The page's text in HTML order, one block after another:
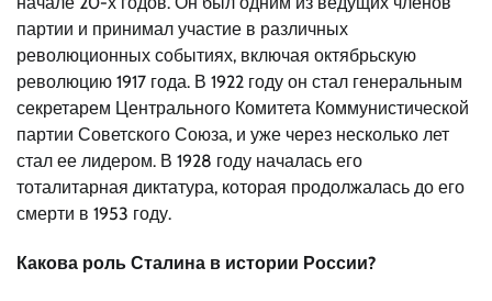
партии и принимал участие в различных
революционных событиях, включая октябрьскую
революцию 1917 года. В 1922 году он стал генеральным
секретарем Центрального Комитета Коммунистической
партии Советского Союза, и уже через несколько лет
стал ее лидером. В 1928 году началась его
тоталитарная диктатура, которая продолжалась до его
смерти в 1953 году.
Какова роль Сталина в истории России?